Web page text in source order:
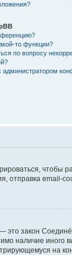
то функции?
по вопросу
администратором
чтобы
email-
это закон
наличие иного
на